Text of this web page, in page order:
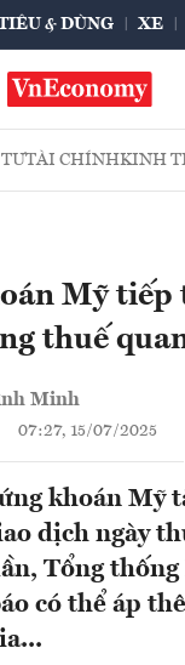
& DÙNG XE
TÀI CHÍNHKINH
Mỹ tiếp
thuế
Minh
07:27, 15/07/2025
khoán Mỹ
dịch ngày
Tổng
có thể áp